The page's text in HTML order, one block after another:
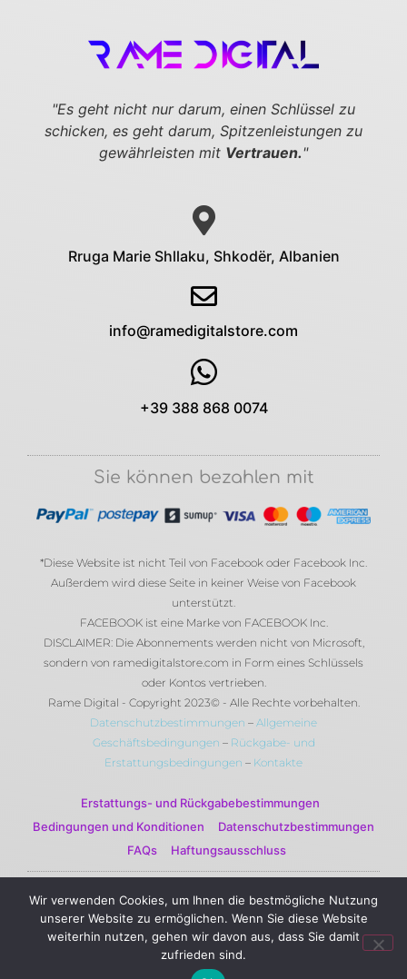
"Es geht nicht nur darum, einen Schlüssel zu
schicken, es geht darum, Spitzenleistungen zu
gewährleisten mit Vertrauen."
Rruga Marie Shllaku, Shkodër, Albanien
info@ramedigitalstore.com
+39 388 868 0074
Sie können bezahlen mit
*Diese Website ist nicht Teil von Facebook oder Facebook Inc.
Außerdem wird diese Seite in keiner Weise von Facebook
unterstützt.
FACEBOOK ist eine Marke von FACEBOOK Inc.
DISCLAIMER: Die Abonnements werden nicht von Microsoft,
sondern von ramedigitalstore.com in Form eines Schlüssels
oder Kontos vertrieben.
Rame Digital - Copyright 2023© - Alle Rechte vorbehalten.
Datenschutzbestimmungen – Allgemeine
Geschäftsbedingungen – Rückgabe- und
Erstattungsbedingungen – Kontakte
Erstattungs- und Rückgabebestimmungen
Bedingungen und Konditionen
Datenschutzbestimmungen
FAQs
Haftungsausschluss
© 2023 Rame Digital by Rame Corporation . Alle Rechte
vorbehalten.
Wir verwenden Cookies, um Ihnen die bestmögliche Nutzung
unserer Website zu ermöglichen. Wenn Sie diese Website
weiterhin nutzen, gehen wir davon aus, dass Sie damit
zufrieden sind.